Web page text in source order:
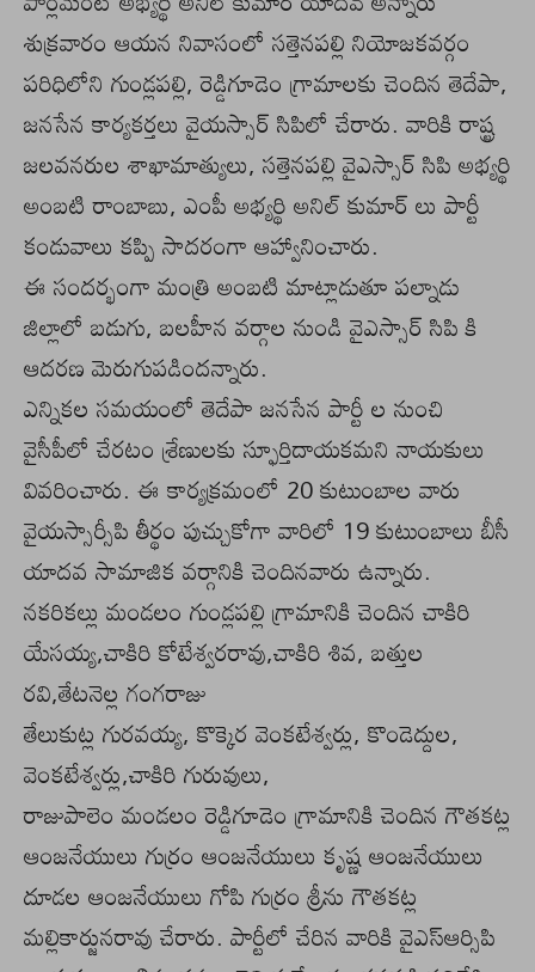
శుక్రవారం ఆయన నివాసంలో సత్తెనపల్లి నియోజకవర్గం
పరిధిలోని గుండ్లపల్లి, రెడ్డిగూడెం గ్రామాలకు చెందిన తెదేపా,
జనసేన కార్యకర్తలు వైయస్సార్ సిపిలో చేరారు. వారికి రాష్ట్ర
జలవనరుల శాఖామాత్యులు, సత్తెనపల్లి వైఎస్సార్ సిపి అభ్యర్థి
అంబటి రాంబాబు, ఎంపీ అభ్యర్థి అనిల్ కుమార్ లు పార్టీ
కండువాలు కప్పి సాదరంగా ఆహ్వానించారు.
ఈ సందర్భంగా మంత్రి అంబటి మాట్లాడుతూ పల్నాడు
జిల్లాలో బడుగు, బలహీన వర్గాల నుండి వైఎస్సార్ సిపి కి
ఆదరణ మెరుగుపడిందన్నారు.
ఎన్నికల సమయంలో తెదేపా జనసేన పార్టీ ల నుంచి
వైసీపీలో చేరటం శ్రేణులకు స్ఫూర్తిదాయకమని నాయకులు
వివరించారు. ఈ కార్యక్రమంలో 20 కుటుంబాల వారు
వైయస్సార్సీపి తీర్థం పుచ్చుకోగా వారిలో 19 కుటుంబాలు బీసీ
యాదవ సామాజిక వర్గానికి చెందినవారు ఉన్నారు.
నకరికల్లు మండలం గుండ్లపల్లి గ్రామానికి చెందిన చాకిరి
యేసయ్య,చాకిరి కోటేశ్వరరావు,చాకిరి శివ, బత్తుల
రవి,తేటనెల్ల గంగరాజు
తేలుకుట్ల గురవయ్య, కొక్కెర వెంకటేశ్వర్లు, కొండెద్దుల,
వెంకటేశ్వర్లు,చాకిరి గురువులు,
రాజుపాలెం మండలం రెడ్డిగూడెం గ్రామానికి చెందిన గౌతకట్ల
ఆంజనేయులు గుర్రం ఆంజనేయులు కృష్ణ ఆంజనేయులు
దూడల ఆంజనేయులు గోపి గుర్రం శ్రీను గౌతకట్ల
మల్లికార్జునరావు చేరారు. పార్టీలో చేరిన వారికి వైఎస్ఆర్సిపి